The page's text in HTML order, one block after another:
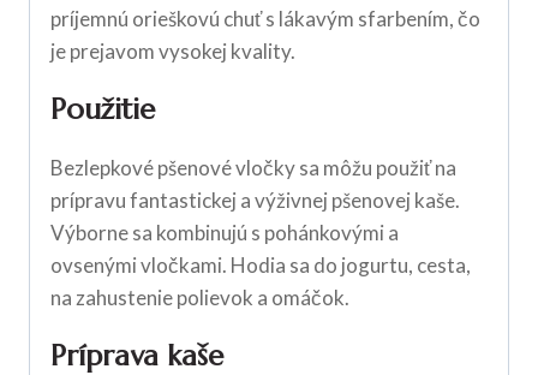
príjemnú orieškovú chuť s lákavým sfarbením, čo
je prejavom vysokej kvality.
Použitie
Bezlepkové pšenové vločky sa môžu použiť na
prípravu fantastickej a výživnej pšenovej kaše.
Výborne sa kombinujú s pohánkovými a
ovsenými vločkami. Hodia sa do jogurtu, cesta,
na zahustenie polievok a omáčok.
Príprava kaše